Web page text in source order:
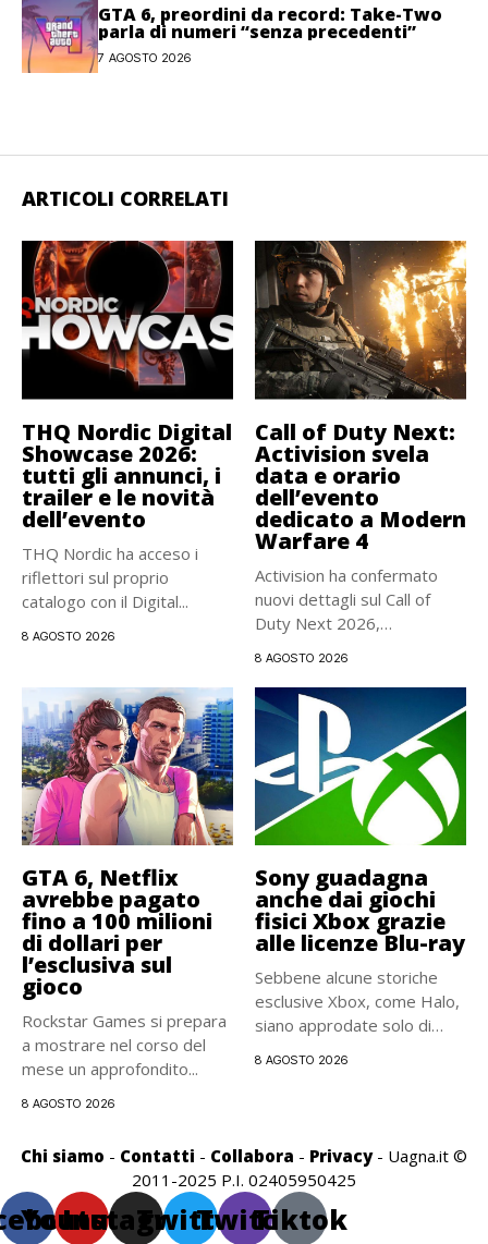
GTA 6, preordini da record: Take-Two
parla di numeri “senza precedenti”
7 AGOSTO 2026
ARTICOLI CORRELATI
THQ Nordic Digital
Showcase 2026:
tutti gli annunci, i
trailer e le novità
dell’evento
THQ Nordic ha acceso i
riflettori sul proprio
catalogo con il Digital...
8 AGOSTO 2026
Call of Duty Next:
Activision svela
data e orario
dell’evento
dedicato a Modern
Warfare 4
Activision ha confermato
nuovi dettagli sul Call of
Duty Next 2026,
8 AGOSTO 2026
GTA 6, Netflix
avrebbe pagato
fino a 100 milioni
di dollari per
l’esclusiva sul
gioco
Rockstar Games si prepara
a mostrare nel corso del
mese un approfondito...
8 AGOSTO 2026
Sony guadagna
anche dai giochi
fisici Xbox grazie
alle licenze Blu-ray
Sebbene alcune storiche
esclusive Xbox, come Halo,
siano approdate solo di
8 AGOSTO 2026
Chi siamo - Contatti - Collabora - Privacy- Uagna.it ©
2011-2025 P.I. 02405950425
Youtube
Instagram
TwitterTwitchTiktok